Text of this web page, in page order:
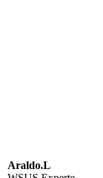
Araldo.L